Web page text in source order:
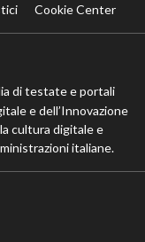
Cookie Center
di testate e portali
e dell’Innovazione
cultura digitale e
italiane.